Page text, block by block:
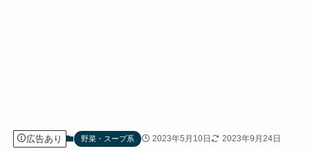
広告あり 野菜・スープ系 2023年5月10日 2023年9月24日